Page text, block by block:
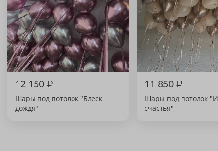
12 150₽
Шары под потолок "Блеск
дождя"
11 850₽
Шары под потолок
счастья"